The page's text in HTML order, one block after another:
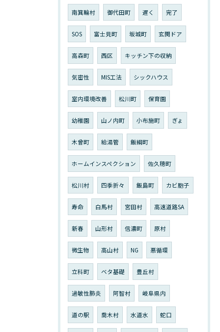
南箕輪村 御代田町 遅く 完了
SOS 富士見町 坂城町 玄関ドア
高森町 西区 キッチン下の収納
気密性 MIS工法 シックハウス
室内環境改善 松川町 保育園
幼稚園 山ノ内町 小布施町 ぎょ
木曾町 給湯管 飯綱町
ホームインスペクション 佐久穂町
松川村 四季折々 飯島町 カビ胞子
寿命 白馬村 宮田村 高速道路SA
新春 山形村 信濃町 原村
微生物 高山村 NG 悪循環
立科町 ベタ基礎 豊丘村
過敏性肺炎 阿智村 岐阜県内
道の駅 喬木村 水道水 蛇口